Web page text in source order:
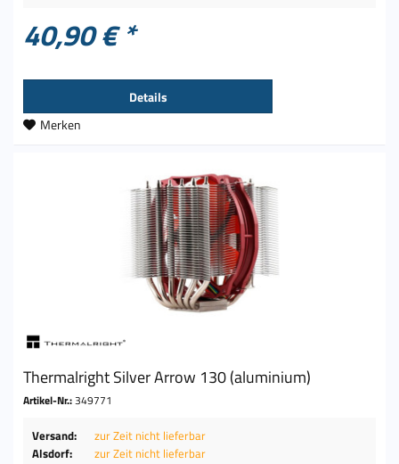
40,90 € *
Details
Merken
Thermalright Silver Arrow 130 (aluminium)
Artikel-Nr.:349771
Versand:
zur Zeit nicht lieferbar
Alsdorf:
zur Zeit nicht lieferbar